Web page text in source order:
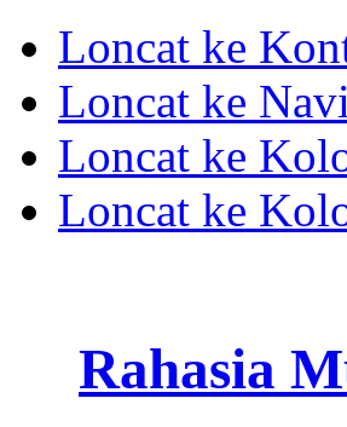
Loncat ke
Loncat ke
Loncat ke
Loncat ke
Rahasia